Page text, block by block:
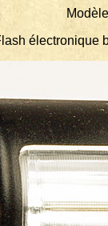
Modèle :
électronique